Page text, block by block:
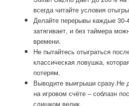
всегда читайте условия
Делайте перерывы каждые 30-
затягивает, и без таймера
времени.
Не пытайтесь отыграться
классическая ловушка,
потерям.
Выводите выигрыши сразу.Не
на игровом счёте – соблазн
слишком велик.